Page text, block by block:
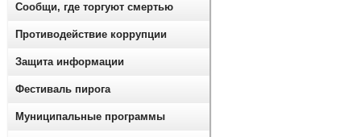
Сообщи, где торгуют смертью
Противодействие коррупции
Защита информации
Фестиваль пирога
Муниципальные программы